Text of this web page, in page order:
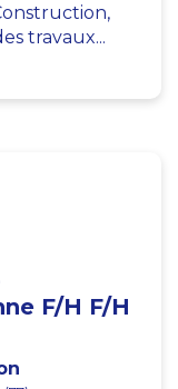
travaux...
F/H F/H